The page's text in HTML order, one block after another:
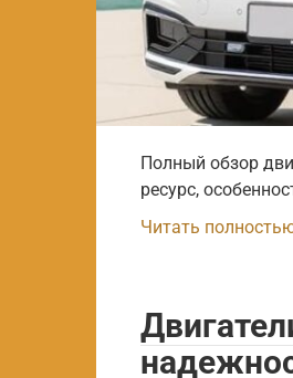
Полный обзор
ресурс,
Читать